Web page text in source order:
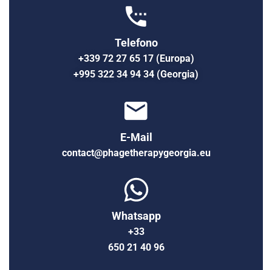
Telefono
+339 72 27 65 17 (Europa)
+995 322 34 94 34 (Georgia)
E-Mail
contact@phagetherapygeorgia.eu
Whatsapp
+33
650 21 40 96